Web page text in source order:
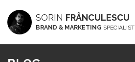
SORIN FRÂNCULESCU
BRAND & MARKETING SPECIALIST